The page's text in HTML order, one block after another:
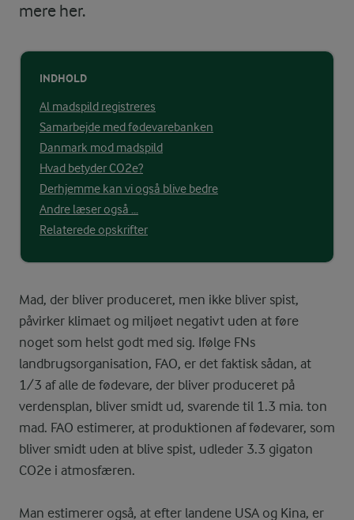
mere her.
INDHOLD
Al madspild registreres
Samarbejde med fødevarebanken
Danmark mod madspild
Hvad betyder CO2e?
Derhjemme kan vi også blive bedre
Andre læser også ...
Relaterede opskrifter
Mad, der bliver produceret, men ikke bliver spist,
påvirker klimaet og miljøet negativt uden at føre
noget som helst godt med sig. Ifølge FNs
landbrugsorganisation, FAO, er det faktisk sådan, at
1/3 af alle de fødevare, der bliver produceret på
verdensplan, bliver smidt ud, svarende til 1.3 mia. ton
mad. FAO estimerer, at produktionen af fødevarer, som
bliver smidt uden at blive spist, udleder 3.3 gigaton
CO2e i atmosfæren.
Man estimerer også, at efter landene USA og Kina, er